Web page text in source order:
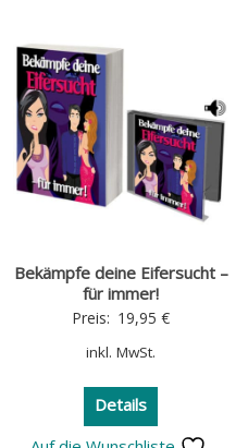
Bekämpfe deine Eifersucht –
für immer!
Preis: 19,95€
inkl. MwSt.
Details